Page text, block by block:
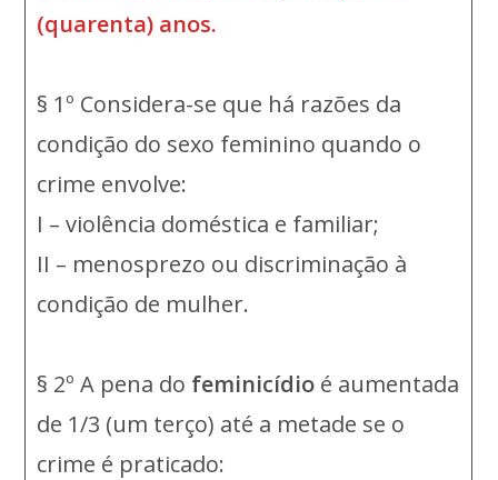
(quarenta) anos.
§ 1º Considera-se que há razões da
condição do sexo feminino quando o
crime envolve:
I – violência doméstica e familiar;
II – menosprezo ou discriminação à
condição de mulher.
§ 2º A pena do feminicídio é aumentada
de 1/3 (um terço) até a metade se o
crime é praticado: